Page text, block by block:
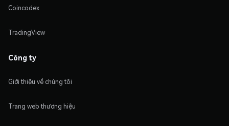
Coincodex
TradingView
Công ty
Giới thiệu về chúng tôi
Trang web thương hiệu